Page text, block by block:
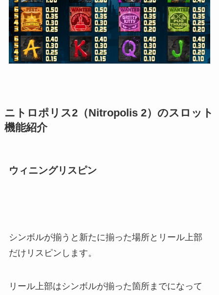
ニトロポリス2（Nitropolis 2）のスロット
機能紹介
ウィニングリスピン
シンボルが揃うと新たに揃った場所とリール上部
だけリスピンします。
リール上部はシンボルが揃った箇所までになって